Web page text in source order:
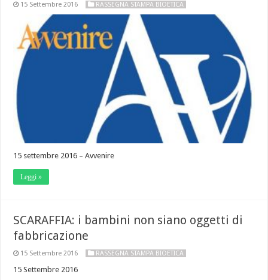
15 Settembre 2016 RASSEGNA STAMPA BIOETICA
15 settembre 2016 – Avvenire
Leggi »
SCARAFFIA: i bambini non siano oggetti di
fabbricazione
15 Settembre 2016 RASSEGNA STAMPA BIOETICA
15 Settembre 2016